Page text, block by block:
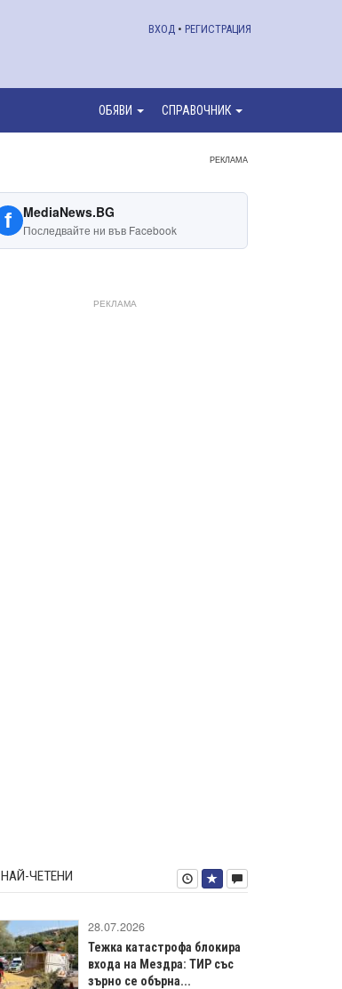
ВХОД • РЕГИСТРАЦИЯ
ОБЯВИ СПРАВОЧНИК
РЕКЛАМА
f MediaNews.BG
Последвайте ни във Facebook
РЕКЛАМА
НАЙ-ЧЕТЕНИ
28.07.2026
Тежка катастрофа блокира
входа на Мездра: ТИР със
зърно се обърна...